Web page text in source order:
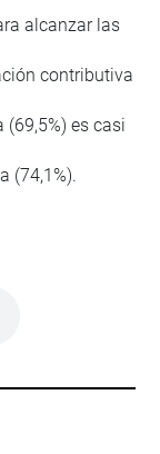
alcanzar las
contributiva
es casi
(74,1%).